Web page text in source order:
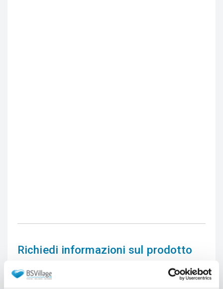
Richiedi informazioni sul prodotto
Grazie a questo modulo potrete contattarci per
informazioni tecniche o commerciali. Faremo il